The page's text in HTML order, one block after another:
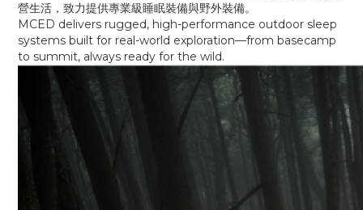
營生活，致力提供專業級睡眠裝備與野外裝備。
MCED delivers rugged, high-performance outdoor sleep
systems built for real-world exploration—from basecamp
to summit, always ready for the wild.